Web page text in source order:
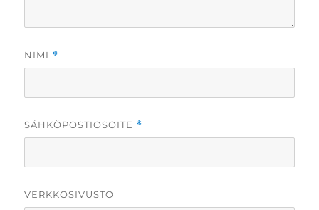
NIMI *
SÄHKÖPOSTIOSOITE *
VERKKOSIVUSTO